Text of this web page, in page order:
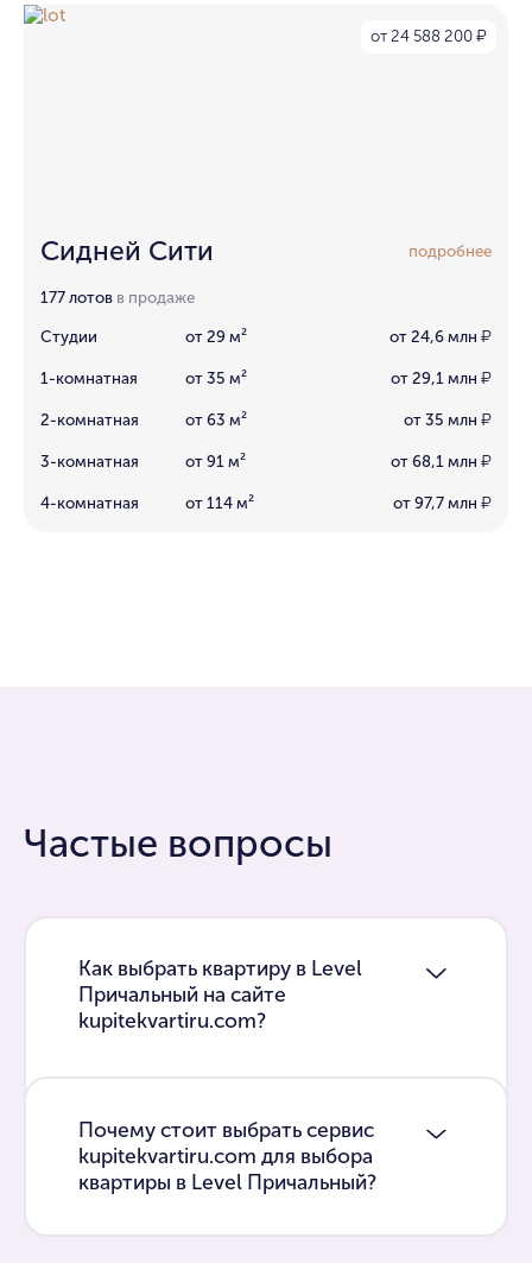
от 24 588 200 ₽
Сидней Сити подробнее
177 лотов в продаже
Студии от 29 м² от 24,6 млн ₽
1-комнатная от 35 м² от 29,1 млн ₽
2-комнатная от 63 м² от 35 млн ₽
3-комнатная от 91 м² от 68,1 млн ₽
4-комнатная от 114 м² от 97,7 млн ₽
Частые вопросы
Как выбрать квартиру в Level
Причальный на сайте
kupitekvartiru.com?
Почему стоит выбрать сервис
kupitekvartiru.com для выбора
квартиры в Level Причальный?